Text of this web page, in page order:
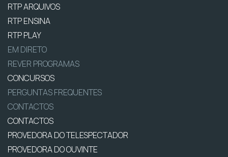
RTP ARQUIVOS
RTP ENSINA
RTP PLAY
EM DIRETO
REVER PROGRAMAS
CONCURSOS
PERGUNTAS FREQUENTES
CONTACTOS
CONTACTOS
PROVEDORA DO TELESPECTADOR
PROVEDORA DO OUVINTE